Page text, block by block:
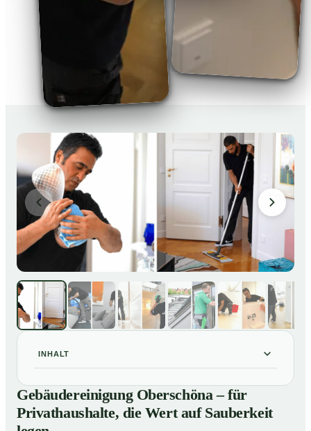
INHALT
01Gebäudereinigung Oberschöna – für Privathaushalte,
die Wert auf Sauberkeit legen
Gebäudereinigung Oberschöna – für
Privathaushalte, die Wert auf Sauberkeit